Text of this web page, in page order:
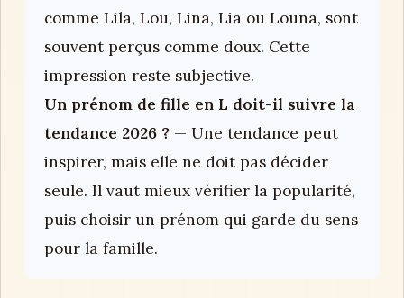
comme Lila, Lou, Lina, Lia ou Louna, sont
souvent perçus comme doux. Cette
impression reste subjective.
Un prénom de fille en L doit-il suivre la
tendance 2026 ? — Une tendance peut
inspirer, mais elle ne doit pas décider
seule. Il vaut mieux vérifier la popularité,
puis choisir un prénom qui garde du sens
pour la famille.